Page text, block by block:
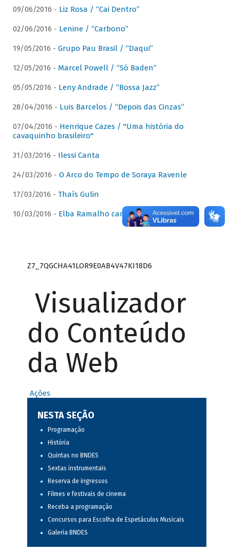
09/06/2016 - Liz Rosa / “Cai Dentro”
02/06/2016 - Lenine / “Carbono”
19/05/2016 - Grupo Pau Brasil / “Daqui”
12/05/2016 - Marcel Powell / “Só Baden”
05/05/2016 - Leny Andrade / “Bossa Jazz”
28/04/2016 - Luis Barcelos / “Depois das Cinzas”
07/04/2016 - Henrique Cazes / "Uma história do
cavaquinho brasileiro"
31/03/2016 - Ilessi Canta
24/03/2016 - O Arco do Tempo de Soraya Ravenle
17/03/2016 - Thaís Gulin
10/03/2016 - Elba Ramalho canta Dominguinhos
Z7_7QGCHA41LOR9E0AB4V47KI18D6
Visualizador
do Conteúdo
da Web
Ações
NESTA SEÇÃO
Programação
História
Quintas no BNDES
Sextas instrumentais
Reserva de ingressos
Filmes e festivais de cinema
Receba a programação
Concursos para Escolha de Espetáculos Musicais
Galeria BNDES